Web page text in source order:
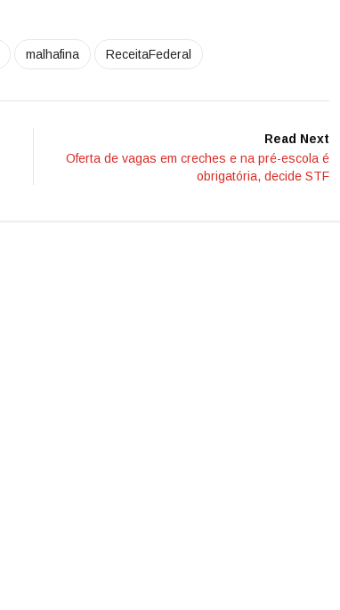
malhafina ReceitaFederal
Read Next
Oferta de vagas em creches e na pré-escola é
obrigatória, decide STF